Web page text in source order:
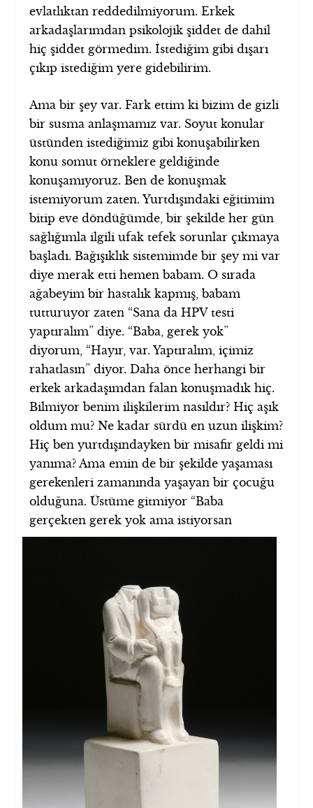
evlatlıktan reddedilmiyorum. Erkek
arkadaşlarımdan psikolojik şiddet de dahil
hiç şiddet görmedim. İstediğim gibi dışarı
çıkıp istediğim yere gidebilirim.
Ama bir şey var. Fark ettim ki bizim de gizli
bir susma anlaşmamız var. Soyut konular
üstünden istediğimiz gibi konuşabilirken
konu somut örneklere geldiğinde
konuşamıyoruz. Ben de konuşmak
istemiyorum zaten. Yurtdışındaki eğitimim
bitip eve döndüğümde, bir şekilde her gün
sağlığımla ilgili ufak tefek sorunlar çıkmaya
başladı. Bağışıklık sistemimde bir şey mi var
diye merak etti hemen babam. O sırada
ağabeyim bir hastalık kapmış, babam
tutturuyor zaten “Sana da HPV testi
yaptıralım” diye. “Baba, gerek yok”
diyorum, “Hayır, var. Yaptıralım, içimiz
rahatlasın” diyor. Daha önce herhangi bir
erkek arkadaşımdan falan konuşmadık hiç.
Bilmiyor benim ilişkilerim nasıldır? Hiç aşık
oldum mu? Ne kadar sürdü en uzun ilişkim?
Hiç ben yurtdışındayken bir misafir geldi mi
yanıma? Ama emin de bir şekilde yaşaması
gerekenleri zamanında yaşayan bir çocuğu
olduğuna. Üstüme gitmiyor “Baba
gerçekten gerek yok ama istiyorsan